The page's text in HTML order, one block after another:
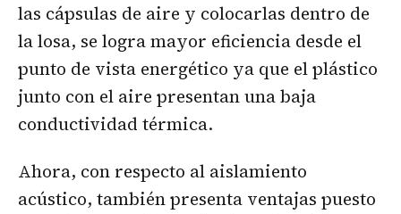
las cápsulas de aire y colocarlas dentro de
la losa, se logra mayor eficiencia desde el
punto de vista energético ya que el plástico
junto con el aire presentan una baja
conductividad térmica.
Ahora, con respecto al aislamiento
acústico, también presenta ventajas puesto